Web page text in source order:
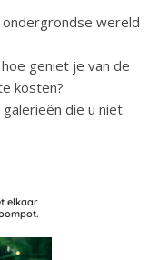
wereld
geniet je van de
kosten?
die u niet